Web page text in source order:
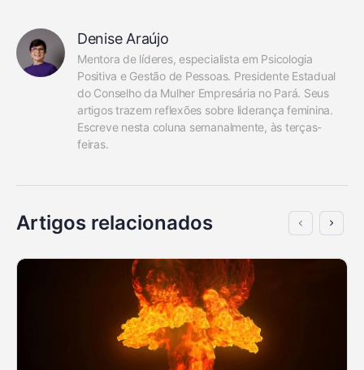
Denise Araújo
Mentora de líderes, especialista em Psicologia
Positiva e Gestão de Pessoas. Presidente Estadual
do Conselho da Mulher Empresária no Pará. Seus
artigos trazem reflexões sobre liderança feminina.
Escreve nesta coluna semanalmente, às terças-
feiras.
Artigos relacionados